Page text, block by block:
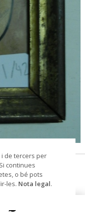
de
de tercers per
continues
o bé pots
les. Nota legal.